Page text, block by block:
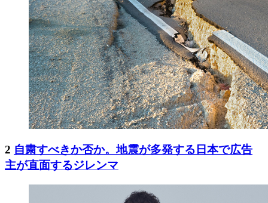
2 自粛すべきか否か。地震が多発する日本で広告
主が直面するジレンマ